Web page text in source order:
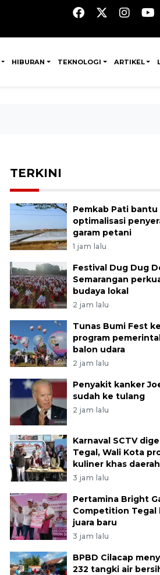
HIBURAN TEKNOLOGI ARTIKEL
TERKINI
Pemkab Pati bantu
optimalisasi
garam petani
1 jam lalu
Festival Dug Dug
Semarangan
budaya lokal
2 jam lalu
Tunas Bumi Fest
program
balon udara
2 jam lalu
Penyakit kanker
sudah ke tulang
2 jam lalu
Karnaval SCTV
Tegal, Wali Kota
kuliner khas daerah
3 jam lalu
Pertamina Bright
Competition Tegal
juara baru
3 jam lalu
BPBD Cilacap
232 tangki air